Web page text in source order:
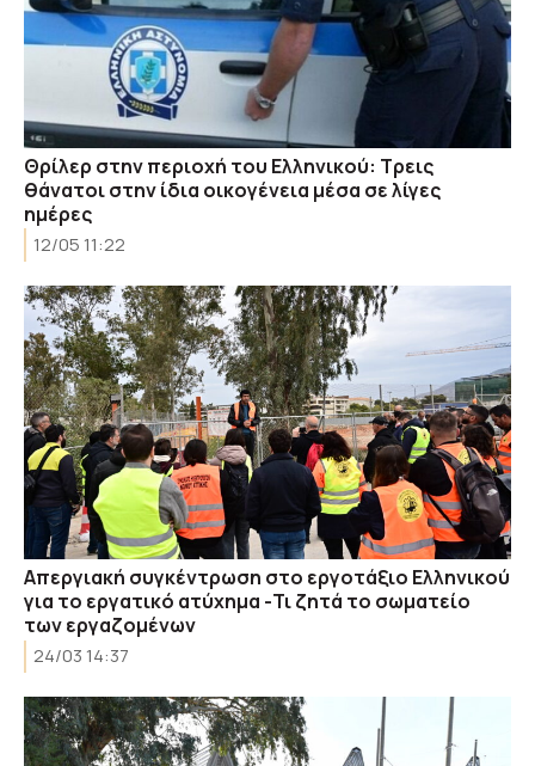
Θρίλερ στην περιοχή του Ελληνικού: Τρεις
θάνατοι στην ίδια οικογένεια μέσα σε λίγες
ημέρες
12/05 11:22
Απεργιακή συγκέντρωση στο εργοτάξιο Ελληνικού
για το εργατικό ατύχημα -Τι ζητά το σωματείο
των εργαζομένων
24/03 14:37